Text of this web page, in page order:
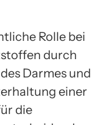
Rolle bei
durch
Darmes und
einer
die